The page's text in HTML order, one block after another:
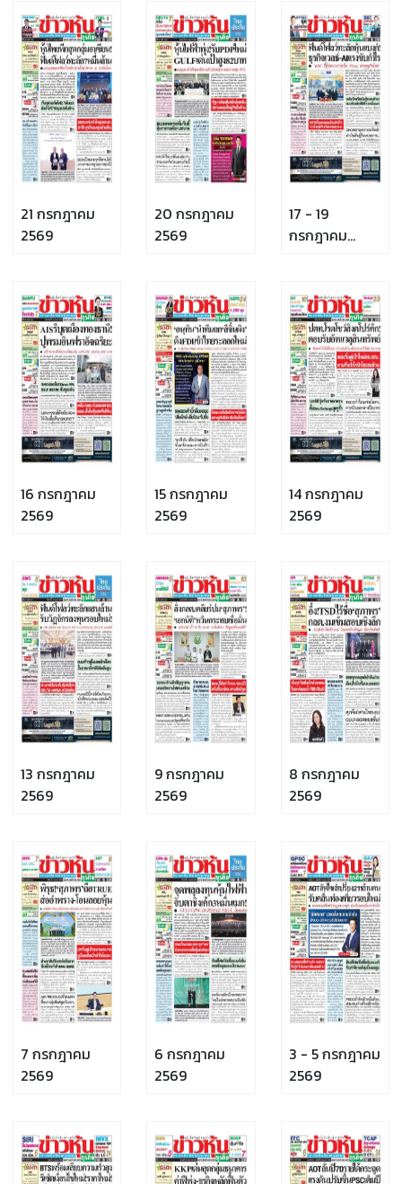
21 กรกฎาคม
2569
20 กรกฎาคม
2569
17 - 19
กรกฎาคม
16 กรกฎาคม
2569
15 กรกฎาคม
2569
14 กรกฎาคม
2569
13 กรกฎาคม
2569
9 กรกฎาคม
2569
8 กรกฎาคม
2569
7 กรกฎาคม
2569
6 กรกฎาคม
2569
3 - 5 กรกฎาคม
2569